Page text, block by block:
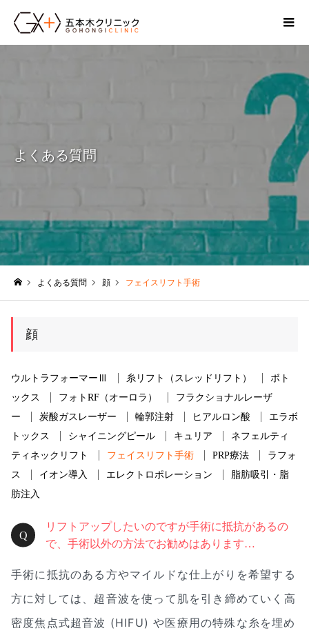
よくある質問
よくある質問 顔 フェイスリフト手術
顔
ウルトラフォーマーⅢ 糸リフト（スレッドリフト）
ボト
ックス
フォトRF（オーロラ）
フラクショナルレーザ
ー
炭酸ガスレーザー 輪郭注射 ヒアルロン酸
エラボ
トックス
シャイニングピール キュリア
ネフェルティ
ティネックリフト
フェイスリフト手術 PRP療法
ラフォ
ス
イオン導入 エレクトロポレーション
脂肪吸引・脂
肪注入
リフトアップしたいのですが手術に抵抗があるの
で、手術以外の方法でお勧めはあります…
手術に抵抗のある方やマイルドな仕上がりを希望する
方に対しては、超音波を使って肌を引き締めていく高
密度焦点式超音波 (HIFU) や医療用の特殊な糸を埋め